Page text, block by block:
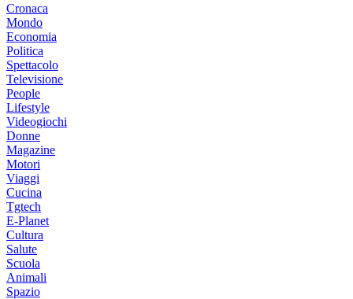
Cronaca
Mondo
Economia
Politica
Spettacolo
Televisione
People
Lifestyle
Videogiochi
Donne
Magazine
Motori
Viaggi
Cucina
Tgtech
E-Planet
Cultura
Salute
Scuola
Animali
Spazio